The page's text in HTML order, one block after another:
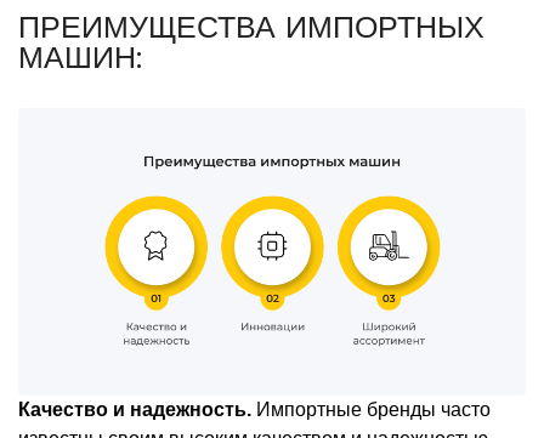
ПРЕИМУЩЕСТВА ИМПОРТНЫХ
МАШИН:
Качество и надежность. Импортные бренды часто